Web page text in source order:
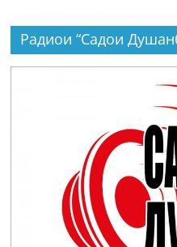
Радиои “Садои